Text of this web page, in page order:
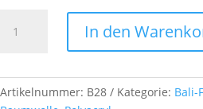
Fein
ca.
In den
Artikelnummer: B28 Kategorie: Bali-